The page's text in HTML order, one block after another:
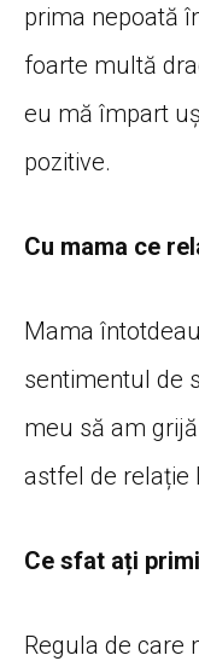
prima nepoată
foarte multă
eu mă împart
pozitive.
Cu mama ce
Mama
sentimentul de
meu să am
astfel de relație
Ce sfat ați
Regula de care